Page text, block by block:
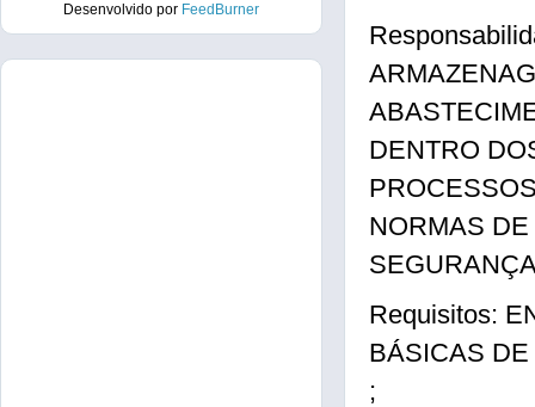
DENTRO
NORMAS DE
Requisitos:
BÁSICAS
;
Desenvolvido por FeedBurner